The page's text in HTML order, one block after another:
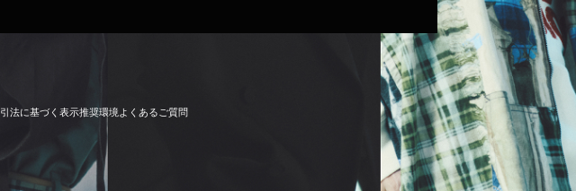
引法に基づ く 表示推奨環境よ く あるご質問